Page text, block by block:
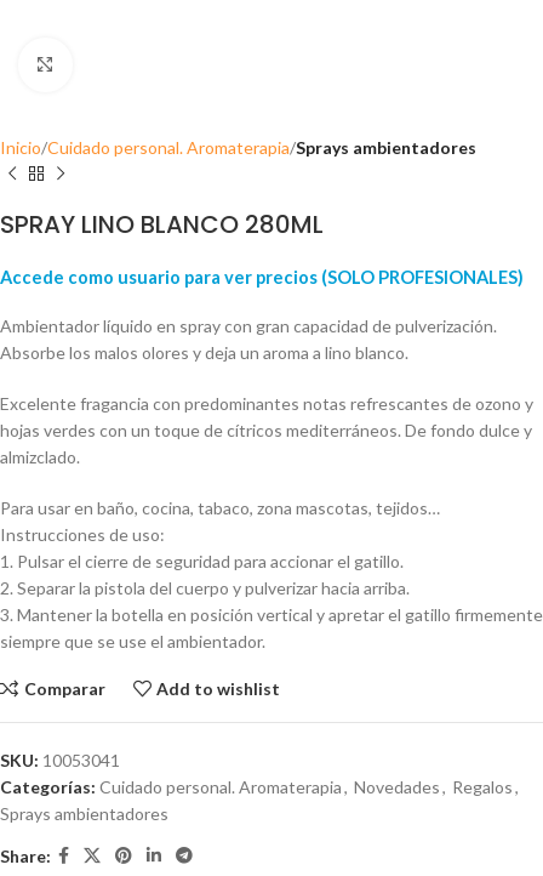
Inicio Cuidado personal. Aromaterapia Sprays ambientadores
SPRAY LINO BLANCO 280ML
Accede como usuario para ver precios (SOLO PROFESIONALES)
Ambientador líquido en spray con gran capacidad de pulverización.
Absorbe los malos olores y deja un aroma a lino blanco.
Excelente fragancia con predominantes notas refrescantes de ozono y
hojas verdes con un toque de cítricos mediterráneos. De fondo dulce y
almizclado.
Para usar en baño, cocina, tabaco, zona mascotas, tejidos…
Instrucciones de uso:
1. Pulsar el cierre de seguridad para accionar el gatillo.
2. Separar la pistola del cuerpo y pulverizar hacia arriba.
3. Mantener la botella en posición vertical y apretar el gatillo firmemente
siempre que se use el ambientador.
Comparar Add to wishlist
SKU: 10053041
Categorías: Cuidado personal. Aromaterapia, Novedades, Regalos,
Sprays ambientadores
Share: